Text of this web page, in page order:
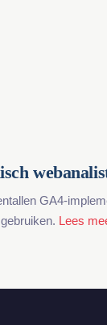
GA4-
Lees